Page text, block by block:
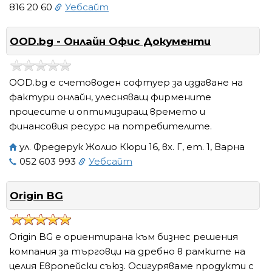
816 20 60
Уебсайт
OOD.bg - Онлайн Офис Документи
OOD.bg е счетоводен софтуер за издаване на
фактури онлайн, улесняващ фирмените
процесите и оптимизиращ времето и
финансовия ресурс на потребителите.
ул. Фредерук Жолио Кюри 16, вх. Г, ет. 1, Варна
052 603 993
Уебсайт
Origin BG
Origin BG е ориентирана към бизнес решения
компания за търговци на дребно в рамките на
целия Европейски съюз. Осигуряваме продукти с